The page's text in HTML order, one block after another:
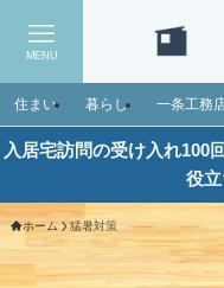
MENU
住まい 暮らし 一条工務
入居宅訪問の受け入れ100
役
ホーム 猛暑対策